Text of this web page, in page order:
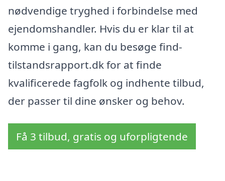
nødvendige tryghed i forbindelse med
ejendomshandler. Hvis du er klar til at
komme i gang, kan du besøge find-
tilstandsrapport.dk for at finde
kvalificerede fagfolk og indhente tilbud,
der passer til dine ønsker og behov.
Få 3 tilbud, gratis og uforpligtende